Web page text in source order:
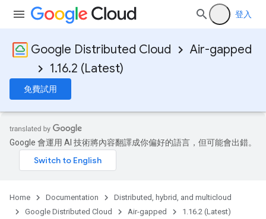
登入
Google Distributed Cloud
Air-gapped
1.16.2 (Latest)
免費試用
Google 會運用 AI 技術將內容翻譯成你偏好的語言，但可能會出錯。
Home Documentation
Distributed, hybrid, and multicloud
Google Distributed Cloud
Air-gapped
1.16.2 (Latest)